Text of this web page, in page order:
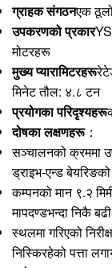
ग्राहक संगठनएक
उपकरणको प्रकार
मोटरहरू
मुख्य प्यारामिटरहरू
मिनेट तौल: ४.८ टन
प्रयोगका परिदृश्यहरू
दोषका लक्षणहरू：
सञ्चालनको क्रममा
ड्राइभ-एन्ड
कम्पनको मान ९.२
मापदण्डभन्दा निकै
स्थलमा गरिएको
निस्किरहेको पत्ता